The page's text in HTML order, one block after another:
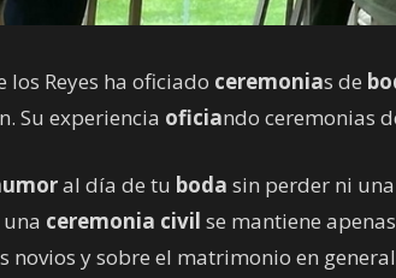
los Reyes ha oficiado ceremonias de
Su experiencia oficiando ceremonias
al día de tu boda sin perder ni
ceremonia civil se mantiene
novios y sobre el matrimonio en